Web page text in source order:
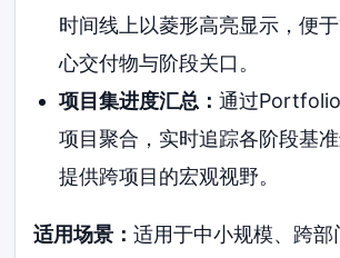
时间线上以菱形高亮显示，便
心交付物与阶段关口。
项目集进度汇总： 通过
项目聚合，实时追踪各阶段基
提供跨项目的宏观视野。
适用场景：适用于中小规模、跨部